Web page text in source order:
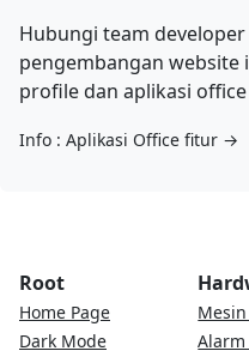
Hubungi team
pengembangan
profile dan aplikasi
Info : Aplikasi Office fitur →
Root
Home Page
Dark Mode